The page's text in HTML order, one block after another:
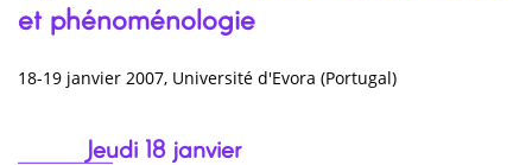
et phénoménologie
18-19 janvier 2007, Université d'Evora (Portugal)
Jeudi 18 janvier